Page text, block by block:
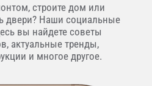
строите дом или
двери? Наши социальные
вы найдете советы
актуальные тренды,
и многое другое.